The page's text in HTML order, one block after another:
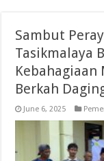
Sambut
Tasikmalaya
Berkah
June 6, 2025